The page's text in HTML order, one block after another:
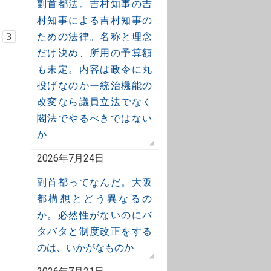
3
副首都法。吉村知事の吉
村知事による吉村知事の
ための法律。名称と理念
だけ決め、所用の予算額
も未定。内容は政令に丸
投げなのかー統治機能の
改変なら議員立法でなく
閣法でやるべきではない
か
2026年7月24日
副首都ってなんだ。大阪
都構想とどう異なるの
か。必然性がないのにバ
タバタと制度改正をする
のは、いかがなものか